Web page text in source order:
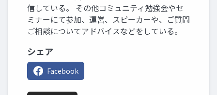
信している。 その他コミュニティ勉強会やセ
ミナーにて参加、運営、スピーカーや、ご質問
ご相談についてアドバイスなどをしている。
シェア
Facebook